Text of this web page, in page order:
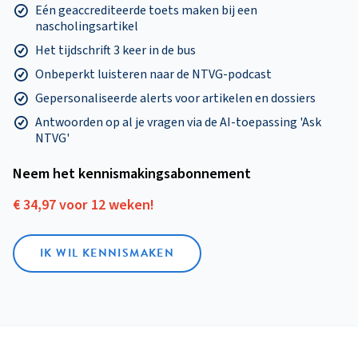
Eén geaccrediteerde toets maken bij een
nascholingsartikel
Het tijdschrift 3 keer in de bus
Onbeperkt luisteren naar de NTVG-podcast
Gepersonaliseerde alerts voor artikelen en dossiers
Antwoorden op al je vragen via de AI-toepassing 'Ask
NTVG'
Neem het kennismakings­abonnement
€ 34,97 voor 12 weken!
IK WIL KENNISMAKEN